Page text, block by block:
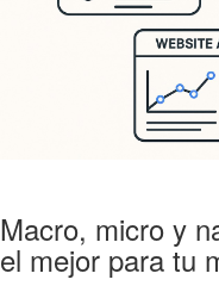
Macro, micro y
el mejor para tu